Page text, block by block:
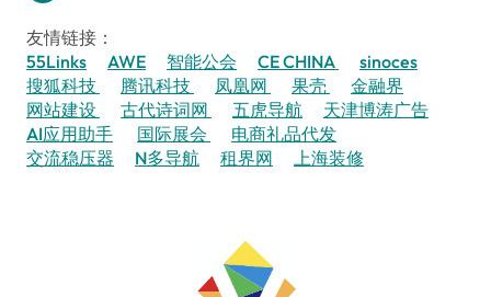
友情链接：
55Links
AWE 智能公会 CE CHINA
sinoces
搜狐科技
腾讯科技 凤凰网 果壳
金融界
网站建设
古代诗词网 五虎导航
天津博涛广告
AI应用助手
国际展会
电商礼品代发
交流稳压器
N多导航 租界网 上海装修